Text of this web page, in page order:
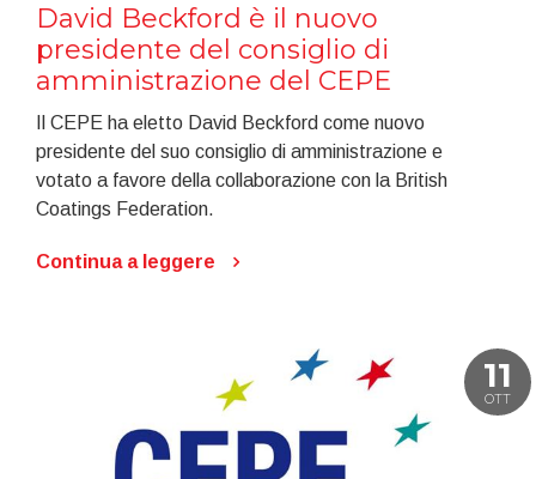
David Beckford è il nuovo
presidente del consiglio di
amministrazione del CEPE
Il CEPE ha eletto David Beckford come nuovo
presidente del suo consiglio di amministrazione e
votato a favore della collaborazione con la British
Coatings Federation.
Continua a leggere
11
OTT